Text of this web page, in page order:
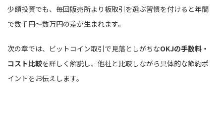
少額投資でも、毎回販売所より板取引を選ぶ習慣を付けると年間
で数千円〜数万円の差が生まれます。
次の章では、ビットコイン取引で見落としがちなOKJの手数料・
コスト比較を詳しく解説し、他社と比較しながら具体的な節約ポ
イントをお伝えします。